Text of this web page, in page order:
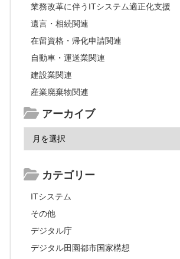
業務改革に伴うITシステム適正化支援
遺言・相続関連
在留資格・帰化申請関連
自動車・運送業関連
建設業関連
産業廃棄物関連
アーカイブ
カテゴリー
ITシステム
その他
デジタル庁
デジタル田園都市国家構想